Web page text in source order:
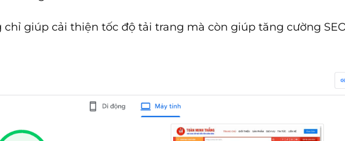
giúp cải thiện tốc độ tải trang mà còn giúp tăng cường